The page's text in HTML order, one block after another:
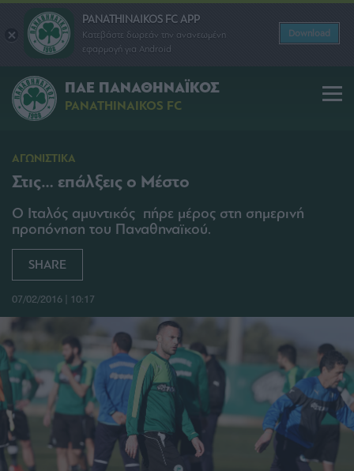
PANATHINAIKOS FC APP
Κατεβάστε δωρεάν την ανανεωμένη
εφαρμογή για Android
Download
ΠΑΕ ΠΑΝΑΘΗΝΑΪΚΟΣ
PANATHINAIKOS FC
ΑΓΩΝΙΣΤΙΚΑ
Στις… επάλξεις ο Μέστο
Ο Ιταλός αμυντικός πήρε μέρος στη σημερινή
προπόνηση του Παναθηναϊκού.
SHARE
07/02/2016 | 10:17